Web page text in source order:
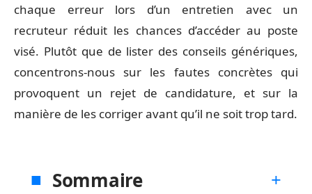
chaque erreur lors d’un entretien avec un
recruteur réduit les chances d’accéder au poste
visé. Plutôt que de lister des conseils génériques,
concentrons-nous sur les fautes concrètes qui
provoquent un rejet de candidature, et sur la
manière de les corriger avant qu’il ne soit trop tard.
Sommaire